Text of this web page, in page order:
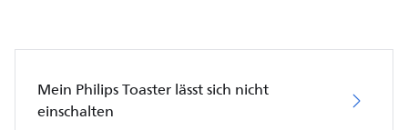
Mein Philips Toaster lässt sich nicht
einschalten